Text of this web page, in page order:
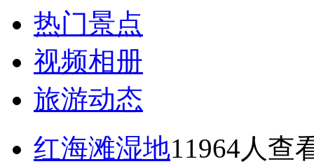
热门景点
视频相册
旅游动态
红海滩湿地11964人查